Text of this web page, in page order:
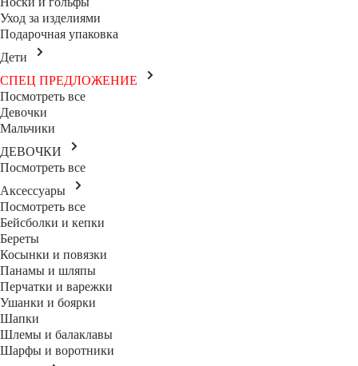
Уход за изделиями
Подарочная упаковка
Дети
СПЕЦ ПРЕДЛОЖЕНИЕ
Посмотреть все
Девочки
Мальчики
ДЕВОЧКИ
Посмотреть все
Аксессуары
Посмотреть все
Бейсболки и кепки
Береты
Косынки и повязки
Панамы и шляпы
Перчатки и варежки
Ушанки и боярки
Шапки
Шлемы и балаклавы
Шарфы и воротники